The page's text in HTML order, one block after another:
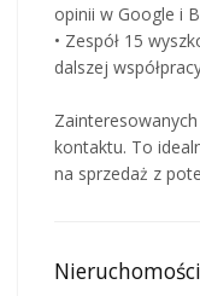
opinii w Google i
• Zespół 15
dalszej
kontaktu. To
na sprzedaż z